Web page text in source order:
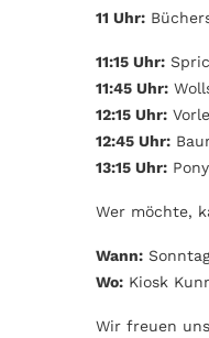
11 Uhr:
11:15 Uhr:
11:45 Uhr:
12:15 Uhr:
12:45 Uhr:
13:15 Uhr:
Wer möchte,
Wann:
Wo: Kiosk
Wir freuen